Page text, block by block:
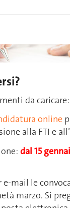
da caricare:
online
alla FTI e
dal 15
e-mail le
marzo. Si